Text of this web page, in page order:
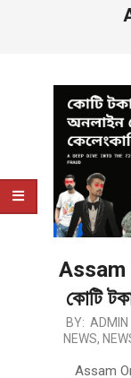
Assam
কোটি
2024-
09-
BY: ADMIN
NEWS,
Assam